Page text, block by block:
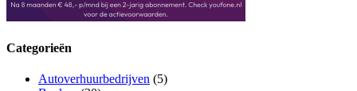
Categorieën
Autoverhuurbedrijven (5)